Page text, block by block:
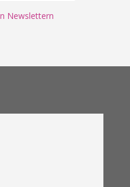
Newslettern